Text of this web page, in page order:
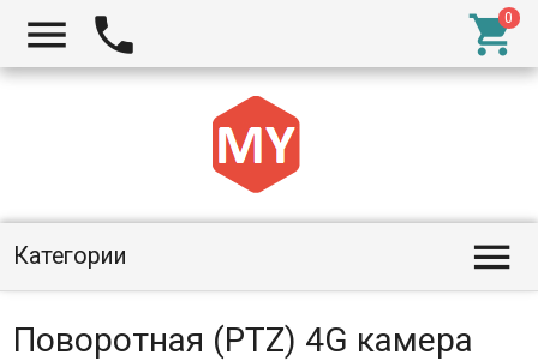
  
Категории 
Поворотная (PTZ) 4G камера